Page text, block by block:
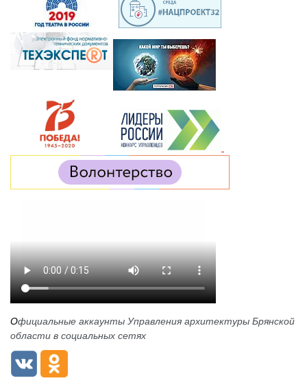
Официальные аккаунты Управления архитектуры Брянской
области в социальных сетях